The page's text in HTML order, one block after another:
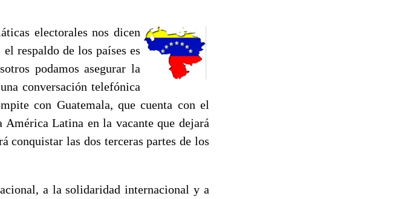
electorales nos dicen
respaldo de los países es
podamos asegurar la
conversación telefónica
con Guatemala, que cuenta con el
América Latina en la vacante que dejará
conquistar las dos terceras partes de los
a la solidaridad internacional y a